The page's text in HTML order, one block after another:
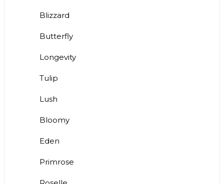
Blizzard
Butterfly
Longevity
Tulip
Lush
Bloomy
Eden
Primrose